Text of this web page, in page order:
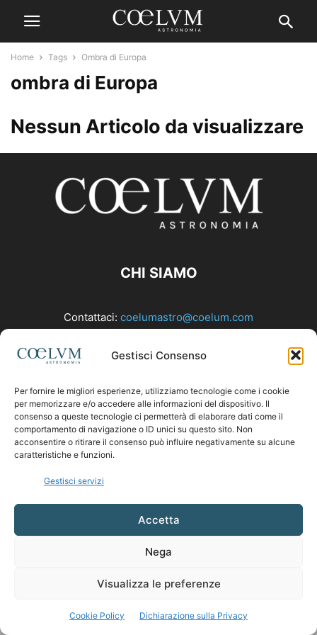
Gestisci Consenso
Per fornire le migliori esperienze, utilizziamo tecnologie come i cookie
per memorizzare e/o accedere alle informazioni del dispositivo. Il
consenso a queste tecnologie ci permetterà di elaborare dati come il
comportamento di navigazione o ID unici su questo sito. Non
acconsentire o ritirare il consenso può influire negativamente su alcune
caratteristiche e funzioni.
Gestisci servizi
Accetta
Nega
Visualizza le preferenze
Cookie Policy Dichiarazione sulla Privacy
Home Tags Ombra di Europa
ombra di Europa
Nessun Articolo da visualizzare
CHI SIAMO
Contattaci: coelumastro@coelum.com
SEGUICI